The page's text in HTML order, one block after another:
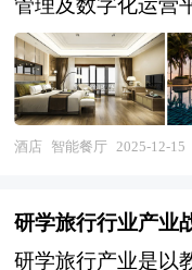
管理及数字化运营
产全流程自动化、
态。作为传统餐饮
能餐厅不仅是对人
品安全风险等行业
厅、智慧中央厨房
酒店 智能餐厅 2025-12-15
研学旅行行业产业
研学旅行产业是以